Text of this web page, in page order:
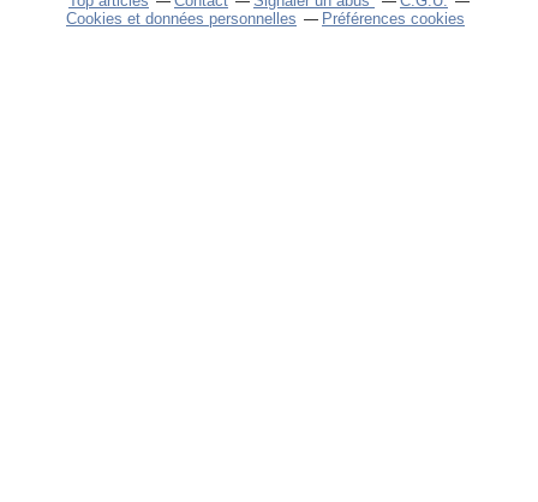
Cookies et données personnelles
Préférences cookies